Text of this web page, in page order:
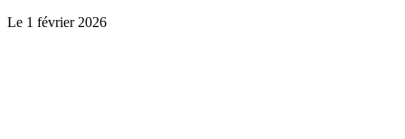
Le 1 février 2026